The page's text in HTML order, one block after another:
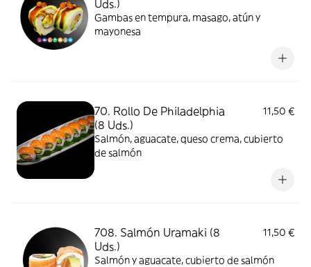
Uds.)
Gambas en tempura, masago, atún y
mayonesa
70. Rollo De Philadelphia
(8 Uds.)
11,50 €
Salmón, aguacate, queso crema, cubierto
de salmón
708. Salmón Uramaki (8
Uds.)
11,50 €
Salmón y aguacate, cubierto de salmón